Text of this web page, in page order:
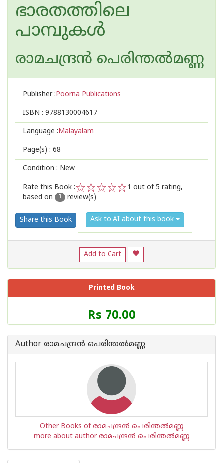
ഭാരതത്തിലെ
പാമ്പുകള്‍
രാമചന്ദ്ര‌ന്‍ പെരിന്തല്‍മണ്ണ
Publisher :Poorna Publications
ISBN : 9788130004617
Language :Malayalam
Page(s) : 68
Condition : New
Rate this Book :
2
1
1 out of 5 rating,
based on
1 review(s)
Share this Book Ask to AI about this book
Add to Cart
Printed Book
Price
of
Book
Rs 70.00
Author രാമചന്ദ്ര‌ന്‍ പെരിന്തല്‍മണ്ണ
Other Books of രാമചന്ദ്ര‌ന്‍ പെരിന്തല്‍മണ്ണ
more about author രാമചന്ദ്ര‌ന്‍ പെരിന്തല്‍മണ്ണ